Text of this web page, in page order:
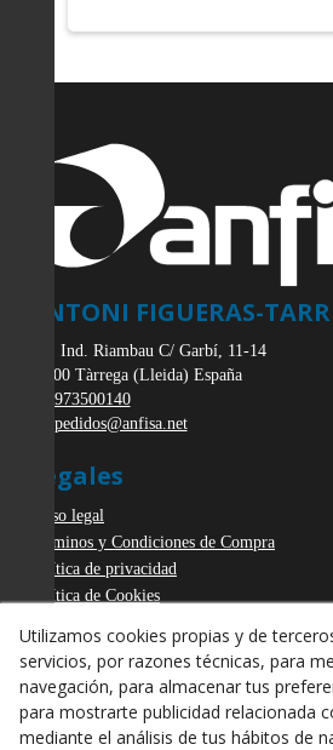
ANTONI FIGUERAS-
Pol. Ind. Riambau C/ Garbí, 11-14
25300 Tàrrega (Lleida) España
973500140
pedidos@anfisa.net
Legales
Aviso legal
Términos y Condiciones de Compra
Política de privacidad
Política de Cookies
Derecho de desistimiento
Utilizamos cookies propias y de
servicios, por razones técnicas, para
navegación, para almacenar tus
para mostrarte publicidad relacionada
mediante el análisis de tus hábitos de